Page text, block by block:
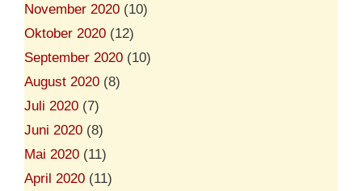
November 2020 (10)
Oktober 2020 (12)
September 2020 (10)
August 2020 (8)
Juli 2020 (7)
Juni 2020 (8)
Mai 2020 (11)
April 2020 (11)